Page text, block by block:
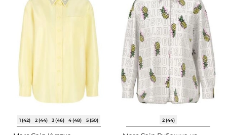
1 (42) 2 (44) 3 (46) 4 (48) 5 (50) 2 (44)